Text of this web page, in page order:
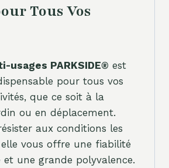
Tous Vos
usages PARKSIDE® est
pour tous vos
que ce soit à la
ou en déplacement.
aux conditions les
vous offre une fiabilité
et une grande polyvalence.